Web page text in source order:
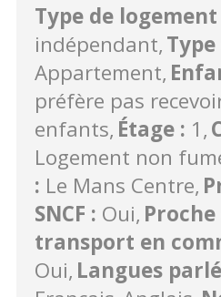
Type de logement
indépendant
Appartement
préfère pas
enfants Étage : 1
Logement non
: Le Mans Centre
SNCF : Oui
transport en
Oui Langues